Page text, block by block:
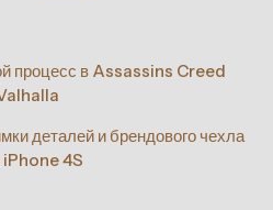
процесс в Assassins Creed
деталей и брендового чехла
iPhone 4S